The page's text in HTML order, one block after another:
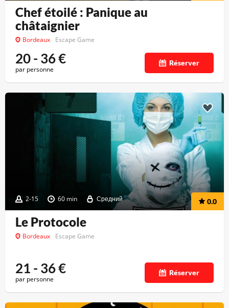
Chef étoilé : Panique au
châtaignier
Bordeaux Escape Game
20 - 36€
par personne
Réserver
2-15 60 min Средний 0.0
Le Protocole
Bordeaux Escape Game
21 - 36€
par personne
Réserver